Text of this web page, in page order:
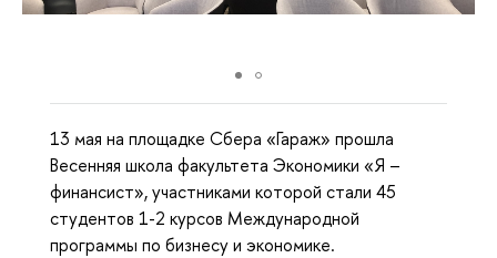
13 мая на площадке Сбера «Гараж» прошла
Весенняя школа факультета Экономики «Я –
финансист», участниками которой стали 45
студентов 1-2 курсов Международной
программы по бизнесу и экономике.